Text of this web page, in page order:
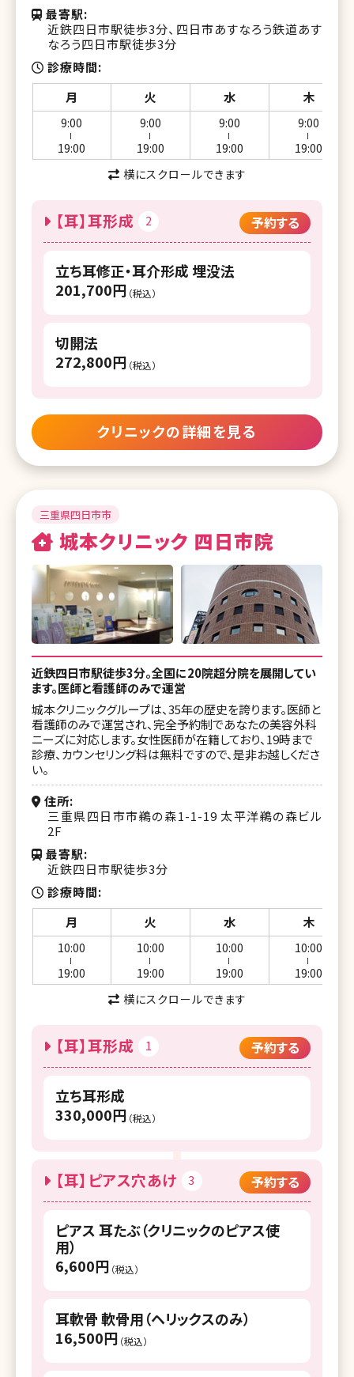
最寄駅
近鉄四日市駅徒歩3分、四日市あすなろう鉄道あす
なろう四日市駅徒歩3分
診療時間
月
火 水 木
9:00
19:00
9:00
19:00
9:00
19:00
9:00
19:00
横にスクロールできます
【耳】耳形成 2 予約する
立ち耳修正・耳介形成 埋没法
201,700円 （税込）
切開法
272,800円 （税込）
クリニックの詳細を見る
三重県四日市市
城本クリニック 四日市院
近鉄四日市駅徒歩3分。全国に20院超分院を展開してい
ます。医師と看護師のみで運営
城本クリニックグループは、35年の歴史を誇ります。医師と
看護師のみで運営され、完全予約制であなたの美容外科
ニーズに対応します。女性医師が在籍しており、19時まで
診療、カウンセリング料は無料ですので、是非お越しくださ
い。
住所
三重県四日市市鵜の森1-1-19 太平洋鵜の森ビル
2F
最寄駅
近鉄四日市駅徒歩3分
診療時間
月
火 水 木
10:00
19:00
10:00
19:00
10:00
19:00
10:00
19:00
横にスクロールできます
【耳】耳形成 1 予約する
立ち耳形成
330,000円 （税込）
【耳】ピアス穴あけ 3 予約する
ピアス 耳たぶ（クリニックのピアス使
用）
6,600円 （税込）
耳軟骨 軟骨用（ヘリックスのみ）
16,500円 （税込）